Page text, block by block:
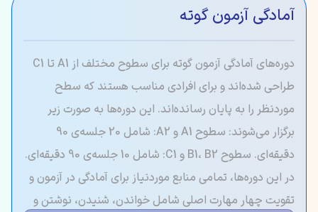
آمادگی آزمون گوته
دوره‌های آمادگی آزمون گوته برای سطوح مختلف از A1 تا C1
طراحی شده‌اند و برای افرادی مناسب هستند که سطح
موردنظر را به پایان رسانده‌اند. این دوره‌ها به صورت زیر
برگزار می‌شوند: سطوح A1 و A2: شامل 20 جلسه‌ی 90
دقیقه‌ای. سطوح B1، B2 و C1: شامل 10 جلسه‌ی 90 دقیقه‌ای.
در این دوره‌ها، تمامی منابع موردنیاز برای آمادگی در آزمون و
تقویت چهار مهارت اصلی شامل خواندن، شنیدن، نوشتن و